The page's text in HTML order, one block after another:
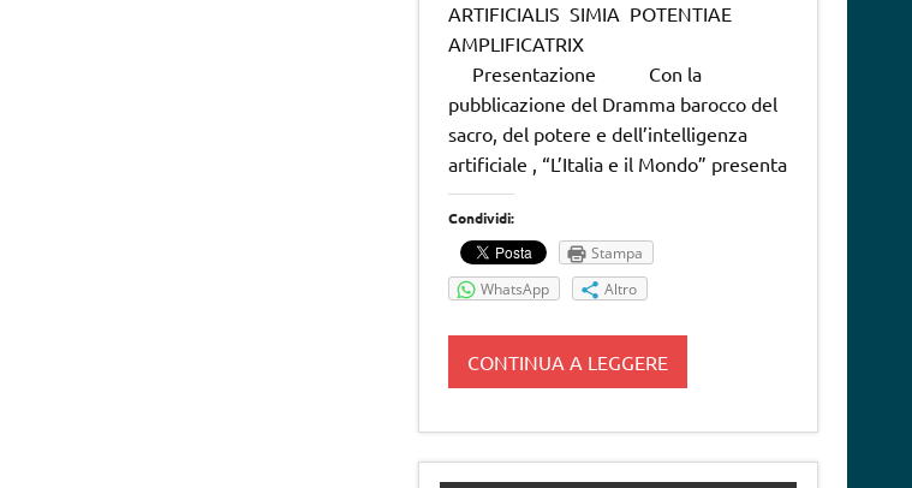
ARTIFICIALIS SIMIA POTENTIAE
AMPLIFICATRIX
Presentazione Con la
pubblicazione del Dramma barocco del
sacro, del potere e dell’intelligenza
artificiale , “L’Italia e il Mondo” presenta
Condividi:
Stampa
WhatsApp
Altro
CONTINUA A LEGGERE